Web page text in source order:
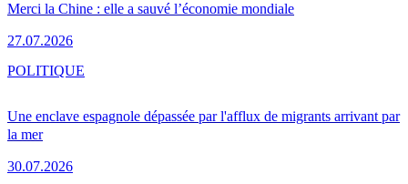
Merci la Chine : elle a sauvé l’économie mondiale
27.07.2026
Une enclave espagnole dépassée par l'afflux de migrants arrivant par
la mer
30.07.2026
POLITIQUE